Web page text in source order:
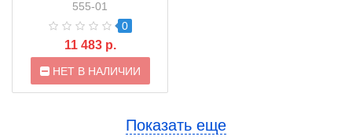
555-01
0
11 483 р.
НЕТ В НАЛИЧИИ
Показать еще